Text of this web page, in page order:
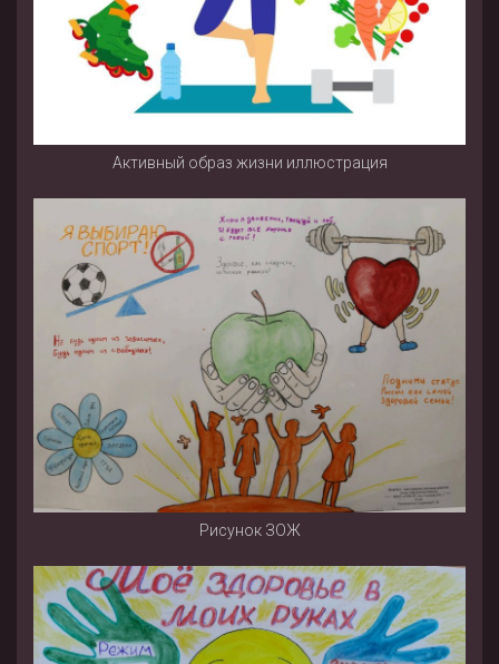
Активный образ жизни иллюстрация
Рисунок ЗОЖ